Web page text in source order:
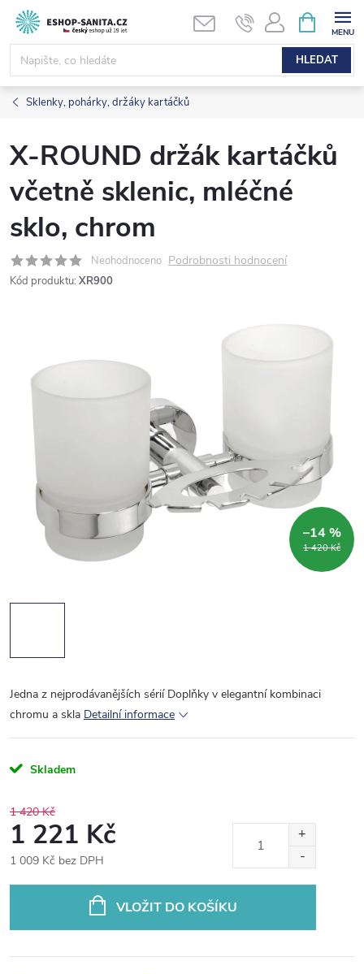
Přejít
obsah
HLEDAT
NÁKUPNÍ
KOŠÍK
Sklenky, pohárky, držáky kartáčků
X-ROUND držák kartáčků
včetně sklenic, mléčné
sklo, chrom
Neohodnoceno Podrobnosti hodnocení
Kód produktu: XR900
1 420 Kč
–14 %
Jedna z nejprodávanějších sérií Doplňky v elegantní kombinaci
chromu a skla Detailní informace
Skladem
1 420 Kč
1 221 Kč
1 009 Kč bez DPH
VLOŽIT DO KOŠÍKU